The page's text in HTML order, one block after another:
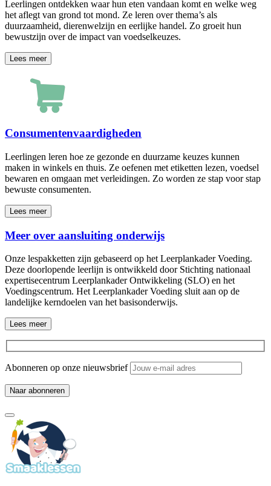
Leerlingen ontdekken waar hun eten vandaan komt en welke weg
het aflegt van grond tot mond. Ze leren over thema’s als
duurzaamheid, dierenwelzijn en eerlijke handel. Zo groeit hun
bewustzijn over de impact van voedselkeuzes.
Lees meer
Consumentenvaardigheden
Leerlingen leren hoe ze gezonde en duurzame keuzes kunnen
maken in winkels en thuis. Ze oefenen met etiketten lezen, voedsel
bewaren en omgaan met verleidingen. Zo worden ze stap voor stap
bewuste consumenten.
Lees meer
Meer over aansluiting onderwijs
Onze lespakketten zijn gebaseerd op het Leerplankader Voeding.
Deze doorlopende leerlijn is ontwikkeld door Stichting nationaal
expertisecentrum Leerplankader Ontwikkeling (SLO) en het
Voedingscentrum. Het Leerplankader Voeding sluit aan op de
landelijke kerndoelen van het basisonderwijs.
Lees meer
Abonneren op onze nieuwsbrief